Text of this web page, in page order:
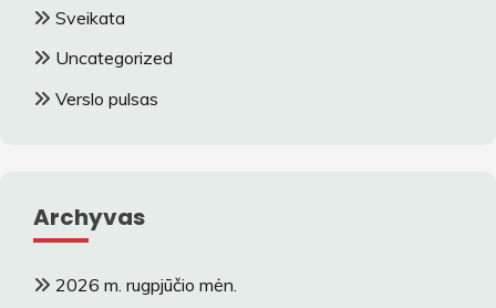
Sveikata
Uncategorized
Verslo pulsas
Archyvas
2026 m. rugpjūčio mėn.